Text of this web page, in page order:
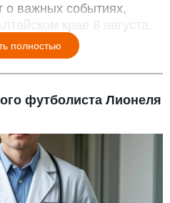
о важных событиях,
крае 8 августа.
полностью
футболиста Лионеля